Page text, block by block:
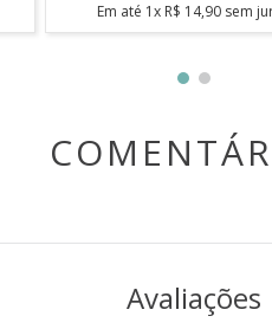
Em até 1x R$ 14,90 sem
Avaliações